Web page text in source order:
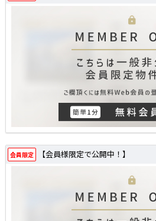
会員限定 【会員様限定で公開中！】